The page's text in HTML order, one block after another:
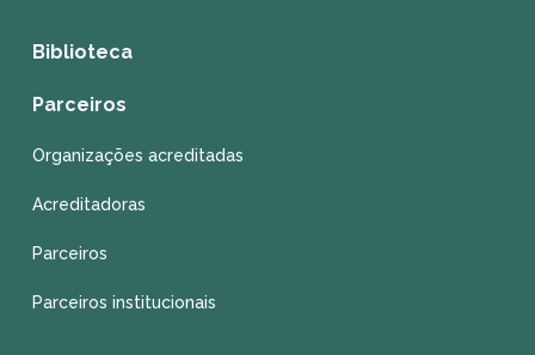
Biblioteca
Parceiros
Organizações acreditadas
Acreditadoras
Parceiros
Parceiros institucionais